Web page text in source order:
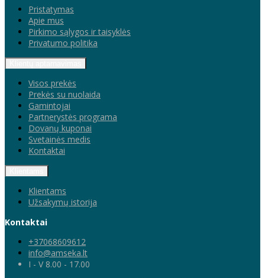
Pristatymas
Apie mus
Pirkimo sąlygos ir taisyklės
Privatumo politika
Visos prekės
Prekės su nuolaida
Gamintojai
Partnerystės programa
Dovanų kuponai
Svetainės medis
Kontaktai
Klientams
Užsakymų istorija
Kontaktai
+37068609612
info@amseka.lt
I - V 8.00 - 17.00